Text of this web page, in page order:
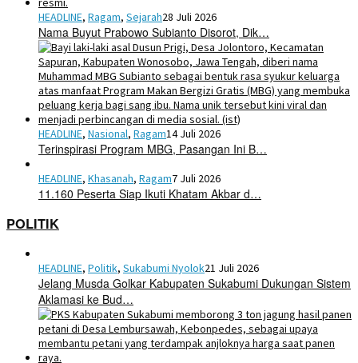
HEADLINE, Ragam, Sejarah28 Juli 2026
Nama Buyut Prabowo Subianto Disorot, Dik…
HEADLINE, Nasional, Ragam14 Juli 2026
Terinspirasi Program MBG, Pasangan Ini B…
HEADLINE, Khasanah, Ragam7 Juli 2026
11.160 Peserta Siap Ikuti Khatam Akbar d…
POLITIK
HEADLINE, Politik, Sukabumi Nyolok21 Juli 2026
Jelang Musda Golkar Kabupaten Sukabumi Dukungan Sistem
Aklamasi ke Bud…